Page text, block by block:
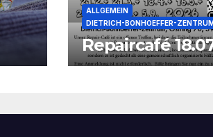
ALLGEMEIN
DIETRICH-BONHOEFFER-
Repaircafé